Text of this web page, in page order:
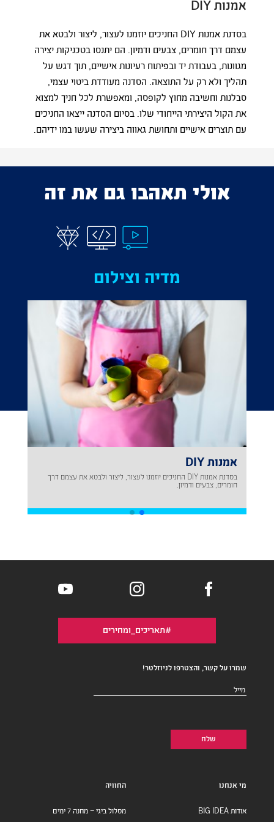
אמנות DIY
בסדנת אמנות DIY החניכים יוזמנו לעצור, ליצור ולבטא את
עצמם דרך חומרים, צבעים ודמיון. הם יתנסו בטכניקות יצירה
מגוונות, בעבודת יד ובפיתוח רעיונות אישיים, תוך דגש על
תהליך ולא רק על התוצאה. הסדנה מעודדת ביטוי עצמי,
סבלנות וחשיבה מחוץ לקופסה, ומאפשרת לכל חניך למצוא
את הקול היצירתי הייחודי שלו. בסיום הסדנה ייצאו החניכים
עם תוצרים אישיים ותחושת גאווה ביצירה שעשו במו ידיהם.
אולי תאהבו גם את זה
מדיה וצילום
אמנות DIY
בסדנת אמנות DIY החניכים יוזמנו לעצור, ליצור ולבטא את עצמם דרך
חומרים, צבעים ודמיון.
#תאריכים_ומחירים
שמרו על קשר, והצטרפו לניוזלטר!
דואר
מי אנחנו
אודות BIG IDEA
החוויה
מסלול ביגי – מחנה 7 ימים